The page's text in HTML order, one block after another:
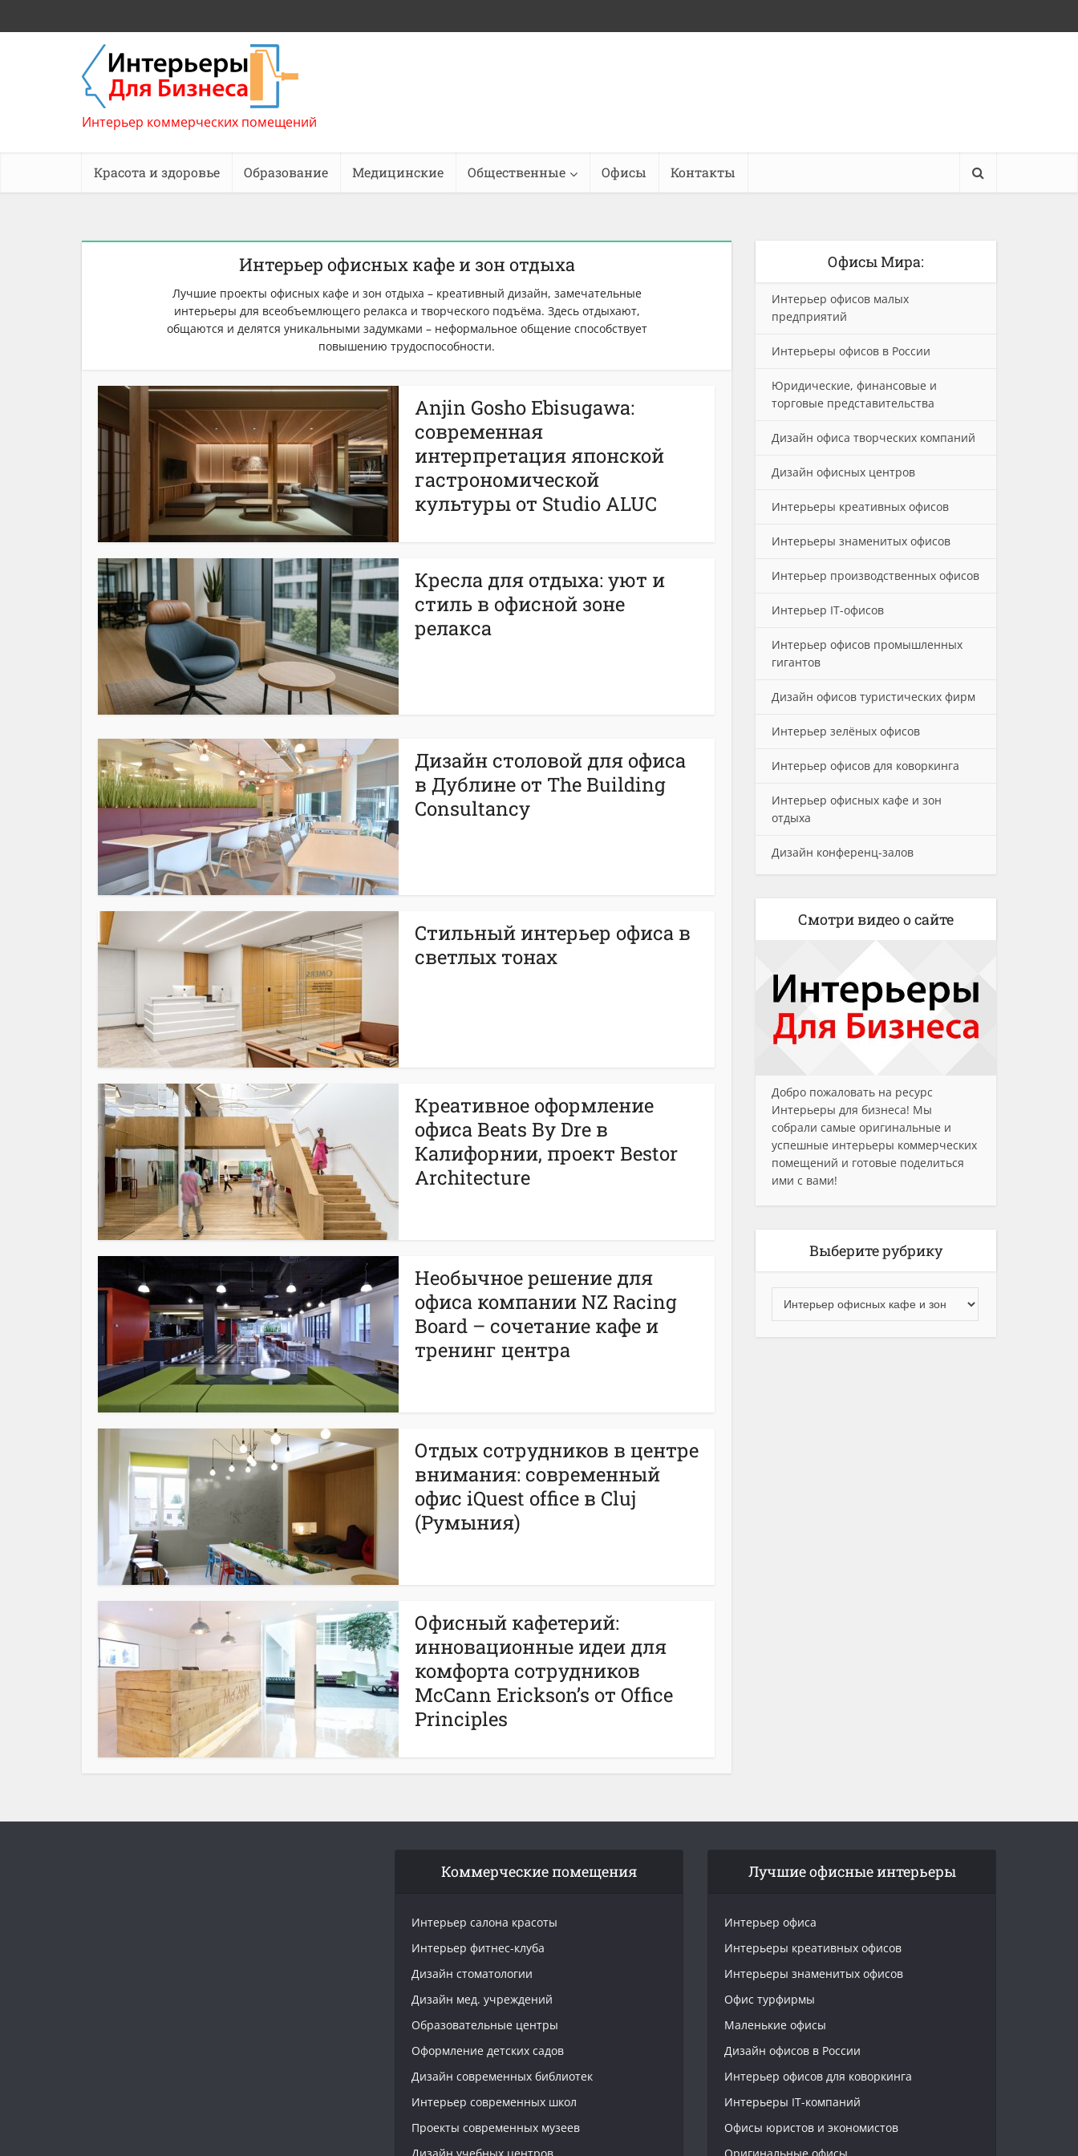
Интерьер коммерческих помещений
Красота и здоровье Образование Медицинские Общественные Офисы Контакты
Интерьер офисных кафе и зон отдыха
Лучшие проекты офисных кафе и зон отдыха – креативный дизайн, замечательные
интерьеры для всеобъемлющего релакса и творческого подъёма. Здесь отдыхают,
общаются и делятся уникальными задумками – неформальное общение способствует
повышению трудоспособности.
Anjin Gosho Ebisugawa:
современная
интерпретация японской
гастрономической
культуры от Studio ALUC
Кресла для отдыха: уют и
стиль в офисной зоне
релакса
Дизайн столовой для офиса
в Дублине от The Building
Consultancy
Стильный интерьер офиса в
светлых тонах
Креативное оформление
офиса Beats By Dre в
Калифорнии, проект Bestor
Architecture
Необычное решение для
офиса компании NZ Racing
Board – сочетание кафе и
тренинг центра
Отдых сотрудников в центре
внимания: современный
офис iQuest office в Cluj
(Румыния)
Офисный кафетерий:
инновационные идеи для
комфорта сотрудников
McCann Erickson’s от Office
Principles
Офисы Мира:
Интерьер офисов малых
предприятий
Интерьеры офисов в России
Юридические, финансовые и
торговые представительства
Дизайн офиса творческих компаний
Дизайн офисных центров
Интерьеры креативных офисов
Интерьеры знаменитых офисов
Интерьер производственных офисов
Интерьер IT-офисов
Интерьер офисов промышленных
гигантов
Дизайн офисов туристических фирм
Интерьер зелёных офисов
Интерьер офисов для коворкинга
Интерьер офисных кафе и зон
отдыха
Дизайн конференц-залов
Смотри видео о сайте
Добро пожаловать на ресурс
Интерьеры для бизнеса! Мы
собрали самые оригинальные и
успешные интерьеры коммерческих
помещений и готовые поделиться
ими с вами!
Выберите рубрику
Коммерческие помещения
Интерьер салона красоты
Интерьер фитнес-клуба
Дизайн стоматологии
Дизайн мед. учреждений
Образовательные центры
Оформление детских садов
Дизайн современных библиотек
Интерьер современных школ
Проекты современных музеев
Лучшие офисные интерьеры
Интерьер офиса
Интерьеры креативных офисов
Интерьеры знаменитых офисов
Офис турфирмы
Маленькие офисы
Дизайн офисов в России
Интерьер офисов для коворкинга
Интерьеры IT-компаний
Офисы юристов и экономистов